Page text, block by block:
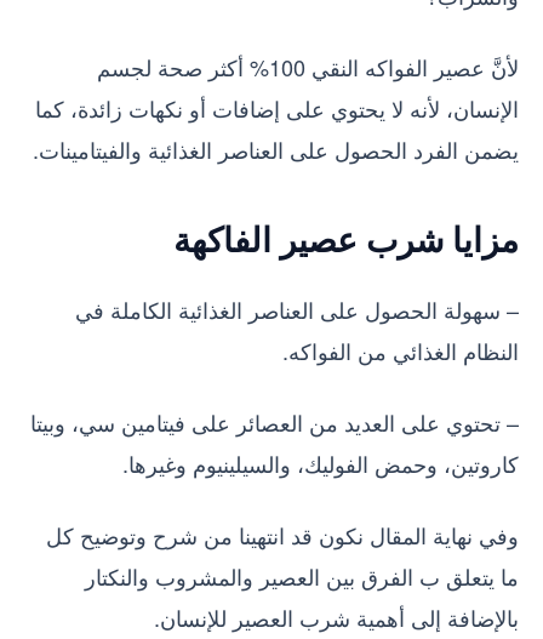
لأنَّ عصير الفواكه النقي 100% أكثر صحة لجسم
الإنسان، لأنه لا يحتوي على إضافات أو نكهات زائدة، كما
يضمن الفرد الحصول على العناصر الغذائية والفيتامينات.
مزايا شرب عصير الفاكهة
– سهولة الحصول على العناصر الغذائية الكاملة في
النظام الغذائي من الفواكه.
– تحتوي على العديد من العصائر على فيتامين سي، وبيتا
كاروتين، وحمض الفوليك، والسيلينيوم وغيرها.
وفي نهاية المقال نكون قد انتهينا من شرح وتوضيح كل
ما يتعلق ب الفرق بين العصير والمشروب والنكتار
بالإضافة إلى أهمية شرب العصير للإنسان.